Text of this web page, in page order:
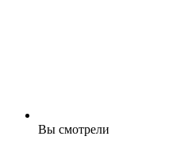
Вы смотрели